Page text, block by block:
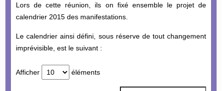
Lors de cette réunion, ils on fixé ensemble le projet de
calendrier 2015 des manifestations.
Le calendrier ainsi défini, sous réserve de tout changement
imprévisible, est le suivant :
Afficher éléments